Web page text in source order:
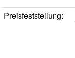
Preisfeststellung: